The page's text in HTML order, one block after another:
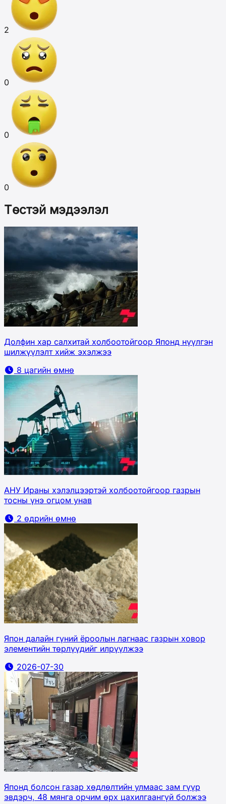
2
0
0
0
Төстэй мэдээлэл
Долфин хар салхитай холбоотойгоор Японд нүүлгэн
шилжүүлэлт хийж эхэлжээ
8 цагийн өмнө
АНУ Ираны хэлэлцээртэй холбоотойгоор газрын
тосны үнэ огцом унав
2 өдрийн өмнө
Япон далайн гүний ёроолын лагнаас газрын ховор
элементийн төрлүүдийг илрүүлжээ
2026-07-30
Японд болсон газар хөдлөлтийн улмаас зам гүүр
эвдэрч, 48 мянга орчим өрх цахилгаангүй болжээ